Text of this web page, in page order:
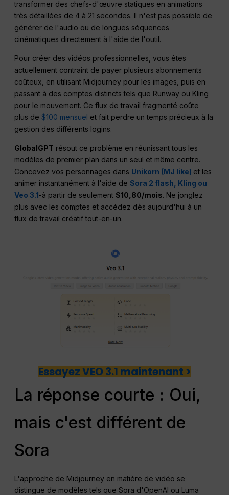
transformer des chefs-d'œuvre statiques en animations
très détaillées de 4 à 21 secondes. Il n'est pas possible de
générer de l'audio ou de longues séquences
cinématiques directement à l'aide de l'outil.
Pour créer des vidéos professionnelles, vous êtes
actuellement contraint de payer plusieurs abonnements
coûteux, en utilisant Midjourney pour les images, puis en
passant à des comptes distincts tels que Runway ou Kling
pour le mouvement. Ce flux de travail fragmenté coûte
plus de$100 mensuel et fait perdre un temps précieux à la
gestion des différents logins.
GlobalGPT résout ce problème en réunissant tous les
modèles de premier plan dans un seul et même centre.
Concevez vos personnages dans Unikorn (MJ like) et les
animer instantanément à l'aide deSora 2 flash, Kling ou
Veo 3.1 -à partir de seulement$10,80/mois. Ne jonglez
plus avec les comptes et accédez dès aujourd'hui à un
flux de travail créatif tout-en-un.
Essayez VEO 3.1 maintenant >
La réponse courte : Oui,
mais c'est différent de
Sora
L'approche de Midjourney en matière de vidéo se
distingue de modèles tels que Sora d'OpenAI ou Luma